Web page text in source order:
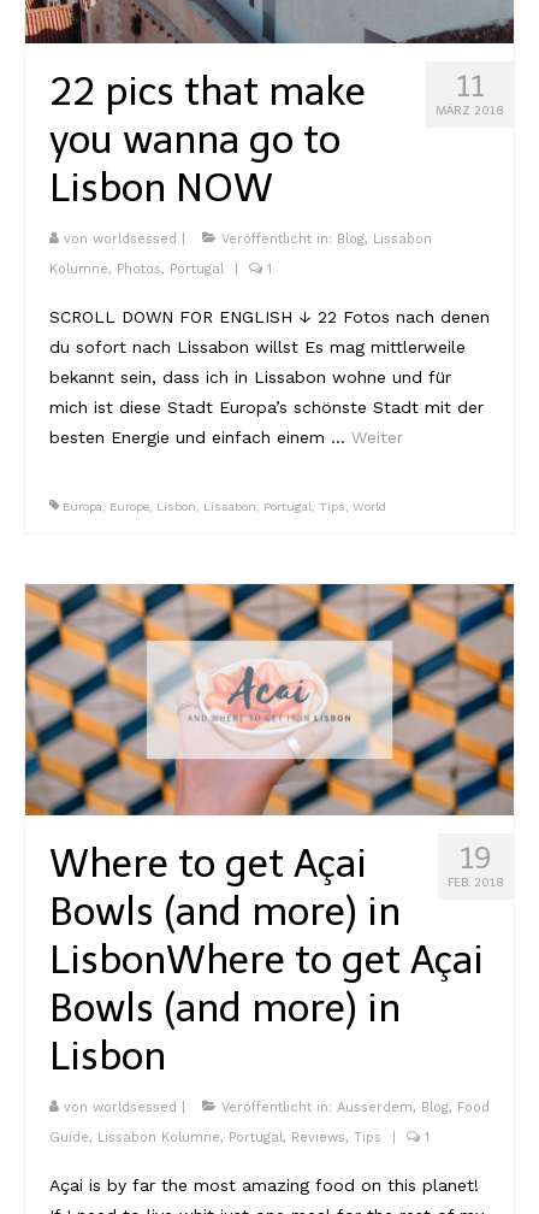
#Worldsessedin
Blog
Lissabon Kolumne
Poster
11
MÄRZ 2018
22 pics that make
you wanna go to
Lisbon NOW
von worldsessed Veröffentlicht in: Blog, Lissabon
Kolumne, Photos, Portugal 1
SCROLL DOWN FOR ENGLISH ↓ 22 Fotos nach denen
du sofort nach Lissabon willst Es mag mittlerweile
bekannt sein, dass ich in Lissabon wohne und für
mich ist diese Stadt Europa’s schönste Stadt mit der
besten Energie und einfach einem … Weiter
Europa Europe Lisbon Lissabon Portugal Tips World
19
FEB. 2018
Where to get Açai
Bowls (and more) in
LisbonWhere to get Açai
Bowls (and more) in
Lisbon
von worldsessed Veröffentlicht in: Ausserdem, Blog, Food
Guide, Lissabon Kolumne, Portugal , Reviews, Tips 1
Açai is by far the most amazing food on this planet!